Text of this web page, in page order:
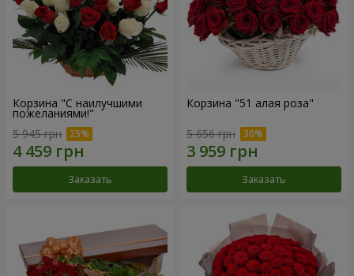
Корзина "С наилучшими
пожеланиями!"
5 945 грн
Заказать
Корзина "51 алая роза"
5 656 грн
Заказать